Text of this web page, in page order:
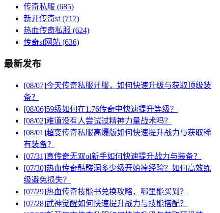
传奇私服 (685)
新开传奇sf(717)
热血传奇私服 (624)
传奇sf网站 (636)
最新发布
[08/07]今天传奇私服开服，如何快速升级与获取顶级装
备？
[08/06]59级如何在1.76传奇中快速提升等级？
[08/02]难道没有人尝试过精神力量战术吗？
[08/01]超变传奇私服高爆版如何快速提升战力与获取稀
有装备？
[07/31]真传奇无双ol新手如何快速提升战力与装备？
[07/30]热血传奇骷髅洞多少级开始掉经验？如何高效练
级避免损失？
[07/29]热血传奇技能书兑换攻略，哪里能买到？
[07/28]武神觉醒如何快速提升战力与技能搭配？